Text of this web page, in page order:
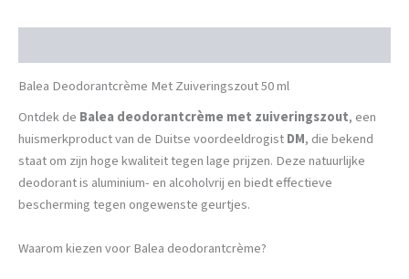
Balea Deodorantcrème Met Zuiveringszout 50 ml
Ontdek de Balea deodorantcrème met zuiveringszout, een
huismerkproduct van de Duitse voordeeldrogistDM, die bekend
staat om zijn hoge kwaliteit tegen lage prijzen. Deze natuurlijke
deodorant is aluminium- en alcoholvrij en biedt effectieve
bescherming tegen ongewenste geurtjes.
Waarom kiezen voor Balea deodorantcrème?